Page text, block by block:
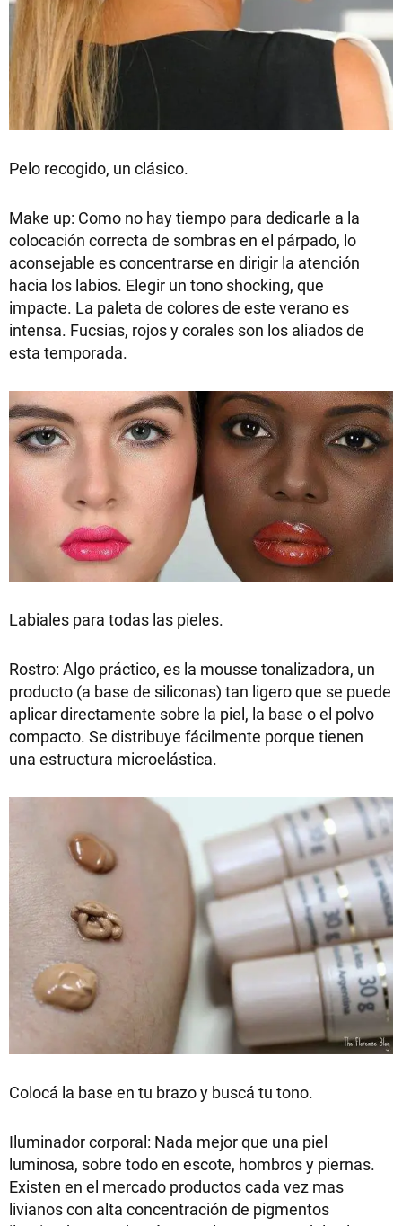
Pelo recogido, un clásico.
Make up: Como no hay tiempo para dedicarle a la
colocación correcta de sombras en el párpado, lo
aconsejable es concentrarse en dirigir la atención
hacia los labios. Elegir un tono shocking, que
impacte. La paleta de colores de este verano es
intensa. Fucsias, rojos y corales son los aliados de
esta temporada.
Labiales para todas las pieles.
Rostro: Algo práctico, es la mousse tonalizadora, un
producto (a base de siliconas) tan ligero que se puede
aplicar directamente sobre la piel, la base o el polvo
compacto. Se distribuye fácilmente porque tienen
una estructura microelástica.
Colocá la base en tu brazo y buscá tu tono.
Iluminador corporal: Nada mejor que una piel
luminosa, sobre todo en escote, hombros y piernas.
Existen en el mercado productos cada vez mas
livianos con alta concentración de pigmentos